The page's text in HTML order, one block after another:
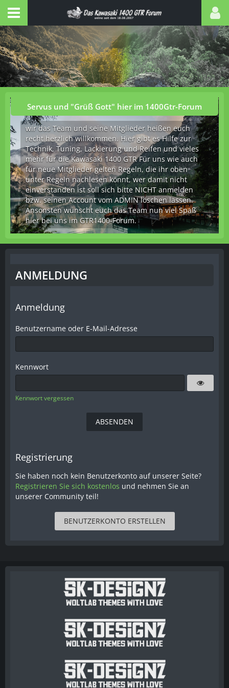
Servus und "Grüß Gott" hier im 1400Gtr-Forum
wir das Team und seine Mitglieder heißen euch
recht herzlich willkommen. Hier gibt es Hilfe zur
Technik, Tuning, Lackierung und Reifen und vieles
mehr für die Kawasaki 1400 GTR Für uns wie auch
für neue Mitglieder gelten Regeln, die ihr oben
unter Regeln nachlesen könnt, wer damit nicht
einverstanden ist soll sich bitte NICHT anmelden
bzw. seinen Account vom ADMIN löschen lassen.
Ansonsten wünscht euch das Team nun viel Spaß
hier bei uns im GTR1400-Forum.
ANMELDUNG
Anmeldung
Benutzername oder E-Mail-Adresse
Kennwort
Kennwort vergessen
Registrierung
Sie haben noch kein Benutzerkonto auf unserer Seite?
Registrieren Sie sich kostenlos und nehmen Sie an
unserer Community teil!
BENUTZERKONTO ERSTELLEN